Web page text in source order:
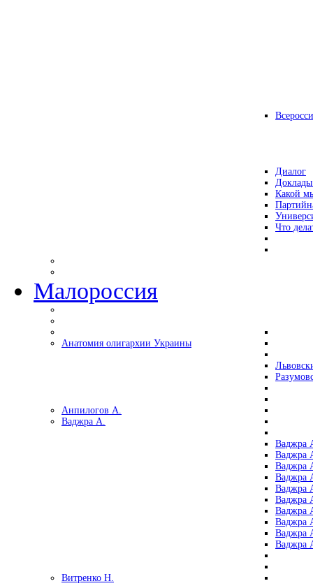
Диалог
Какой
Что
Малороссия
Анатомия олигархии Украины
Анпилогов А.
Ваджра А.
Ваджра
Ваджра
Ваджра
Ваджра
Ваджра
Ваджра
Ваджра
Ваджра
Ваджра
Ваджра
Витренко Н.